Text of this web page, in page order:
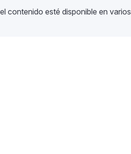
contenido esté disponible en varios